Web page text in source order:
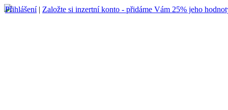
Přihlášení| Založte si inzertní konto - přidáme Vám 25% jeho